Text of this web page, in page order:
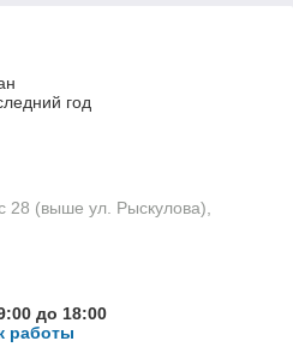
с твердыми
кругов 1A1R по
и надежностью.
со сплошной кромкой
самых твердых
год
28 (выше ул. Рыскулова),
до 18:00
работы